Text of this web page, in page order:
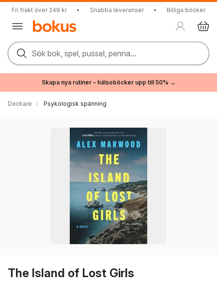
Fri frakt över 249 kr • Snabba leveranser • Billiga böcker
Sök bok, spel, pussel, penna...
Skapa nya rutiner – hälsoböcker upp till 50% →
Deckare Psykologisk spänning
The Island of Lost Girls